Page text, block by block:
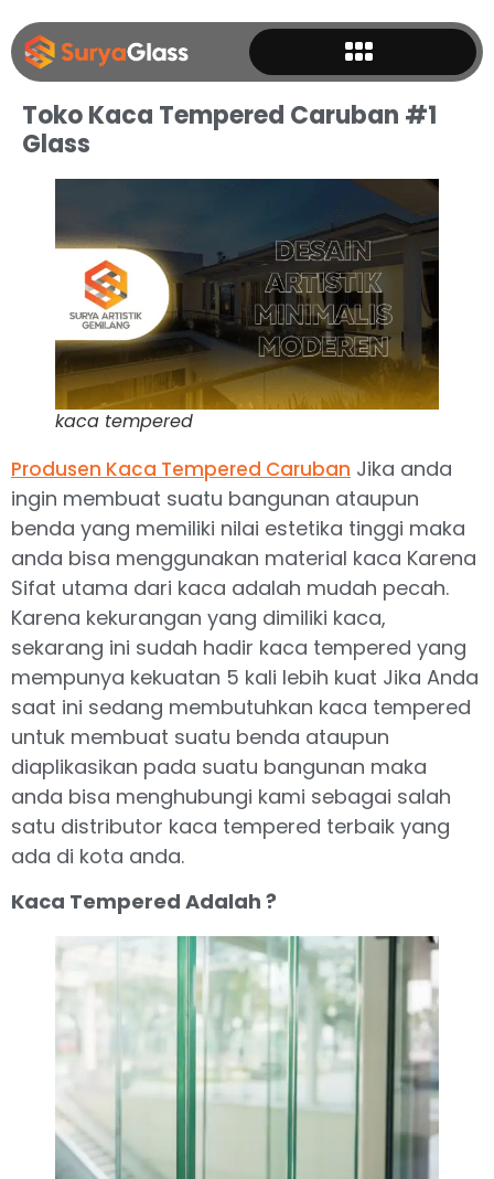
Toko Kaca Tempered Caruban #1
Glass
kaca tempered
Produsen Kaca Tempered Caruban Jika anda
ingin membuat suatu bangunan ataupun
benda yang memiliki nilai estetika tinggi maka
anda bisa menggunakan material kaca Karena
Sifat utama dari kaca adalah mudah pecah.
Karena kekurangan yang dimiliki kaca,
sekarang ini sudah hadir kaca tempered yang
mempunya kekuatan 5 kali lebih kuat Jika Anda
saat ini sedang membutuhkan kaca tempered
untuk membuat suatu benda ataupun
diaplikasikan pada suatu bangunan maka
anda bisa menghubungi kami sebagai salah
satu distributor kaca tempered terbaik yang
ada di kota anda.
Kaca Tempered Adalah ?